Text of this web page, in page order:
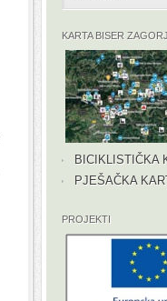
KARTA BISER
BICIKLISTIČKA
PJEŠAČKA
PROJEKTI